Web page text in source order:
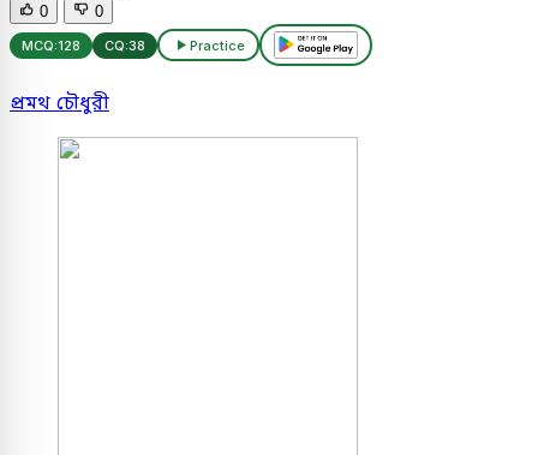
0 0
MCQ:128 CQ:38 Practice
প্রমথ চৌধুরী